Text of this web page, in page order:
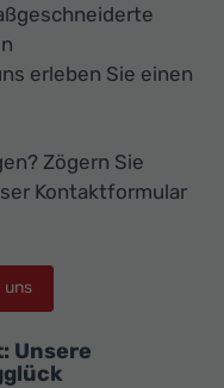
erleben Sie einen
Zögern Sie
Kontaktformular
uns
Unsere